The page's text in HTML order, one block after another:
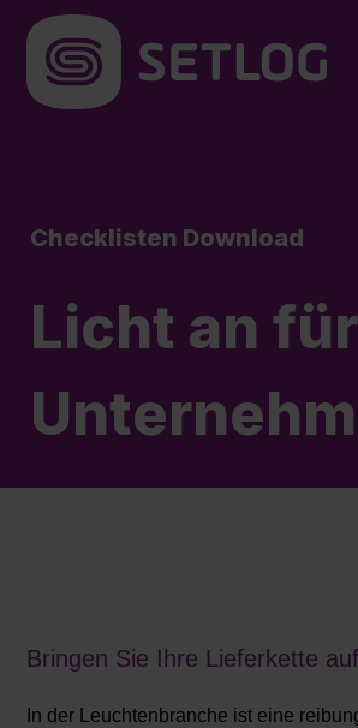
Checklisten Download
Licht an
Bringen Sie Ihre Lieferkette
In der Leuchtenbranche ist eine